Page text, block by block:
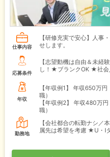
仕事内容
【研修充実で安心】人事
せします。
応募条件
【志望動機は自由＆未経
し！★ブランクOK ★社会
年収
【年収例1】
年収650万円
職）
【年収例2】
年収480万円
職）
勤務地
【会社都合の転勤ナシ
属先は希望を考慮 ★U・I